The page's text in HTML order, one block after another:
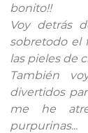
bonito!!
Voy detrás
sobretodo el
las pieles de
También
divertidos
me he
purpurinas...